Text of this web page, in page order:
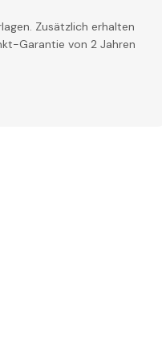
Zusätzlich erhalten
Garantie von 2 Jahren